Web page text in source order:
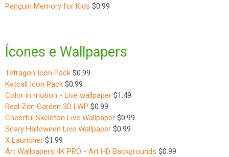
Penguin Memory for Kids $0.99
Ícones e Wallpapers
Tetragon Icon Pack $0.99
Ketcall Icon Pack $0.99
Color in motion - Live wallpaper $1.49
Real Zen Garden 3D LWP $0.99
Cheerful Skeleton Live Wallpaper $0.99
Scary Halloween Live Wallpaper $0.99
X Launcher $1.99
Art Wallpapers 4K PRO - Art HD Backgrounds $0.99